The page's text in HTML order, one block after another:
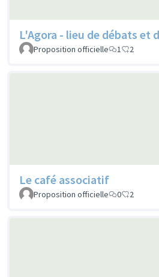
L'Agora - lieu de débats et
Proposition officielle 1 2
Le café associatif
Proposition officielle 0 2